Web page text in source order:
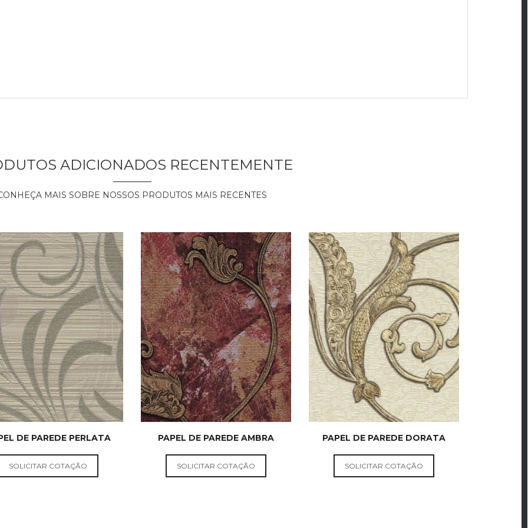
ADICIONADOS RECENTEMENTE
MAIS SOBRE NOSSOS PRODUTOS MAIS RECENTES
NACIONAL E
IMPORTADO
DE PAREDE PERLATA
SOLICITAR COTAÇÃO
NACIONAL E
IMPORTADO
PAPEL DE PAREDE AMBRA
SOLICITAR COTAÇÃO
NACIONAL E
IMPORTADO
PAPEL DE PAREDE DORATA
SOLICITAR COTAÇÃO